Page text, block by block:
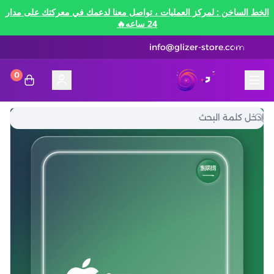
الخط الساخن : لمركز العمليات ، تواصل معنا لدعمك في معركتك على مدار
24 ساعه🔥
info@glizer-store.com
قلايزر ستور | Glizer Store
تقسيط
تقسيط
منصات الألعاب
0